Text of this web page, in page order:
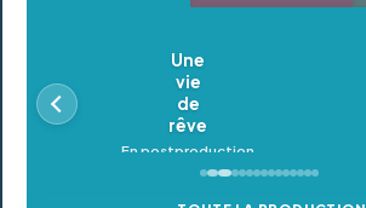
Oldeupe
En postproduction